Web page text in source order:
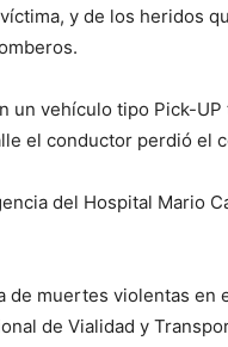
y de los heridos
un vehículo tipo Pick-UP
el conductor perdió el
del Hospital Mario
de muertes violentas en
de Vialidad y